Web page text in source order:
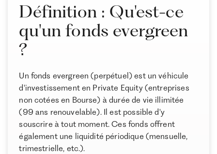
evergreen
Le marché et les tendances des fonds evergreen en
France et dans le monde
Comment choisir les meilleurs fonds evergreen ?
Conclusion
À propos de Ramify
Ramify est l’alternative digitale à la banque privée.
Pour une clientèle exigeante, nous combinons
expertise patrimoniale, technologie et sélection
rigoureuse des meilleurs produits du marché, dans
une logique de performance à long terme.
Définition : Qu'est-ce
qu'un fonds evergreen
?
Un fonds evergreen (perpétuel) est un véhicule
d'investissement en Private Equity (entreprises
non cotées en Bourse) à durée de vie illimitée
(99 ans renouvelable). Il est possible d'y
souscrire à tout moment. Ces fonds offrent
également une liquidité périodique (mensuelle,
trimestrielle, etc.).